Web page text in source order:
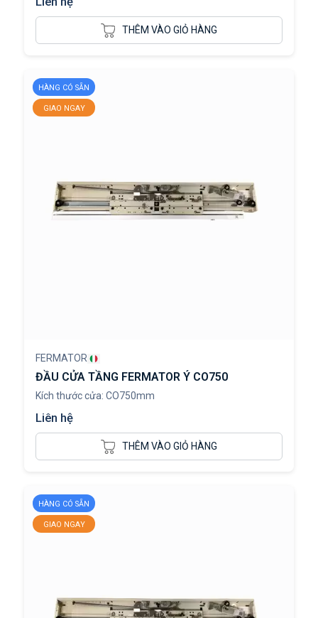
THÊM VÀO GIỎ HÀNG
HÀNG CÓ SẴN
GIAO NGAY
FERMATOR
ĐẦU CỬA TẦNG FERMATOR Ý CO750
Kích thước cửa: CO750mm
Liên hệ
THÊM VÀO GIỎ HÀNG
HÀNG CÓ SẴN
GIAO NGAY